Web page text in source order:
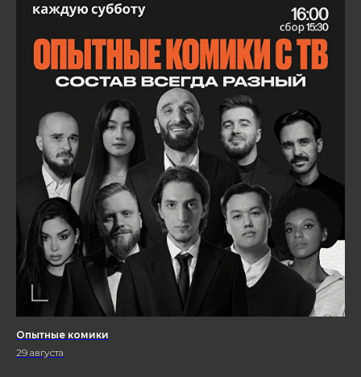
Опытные комики
29 августа